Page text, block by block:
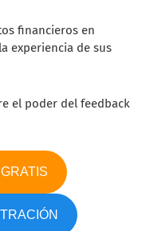
financieros en
experiencia de sus
el poder del feedback